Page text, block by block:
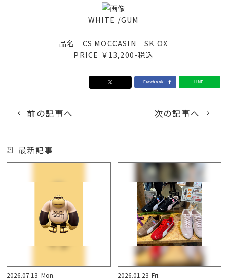
WHITE /GUM
品名 CS MOCCASIN SK OX
PRICE ￥13,200-税込
前の記事へ 次の記事へ
最新記事
2026.07.13 Mon.
2026.01.23 Fri.